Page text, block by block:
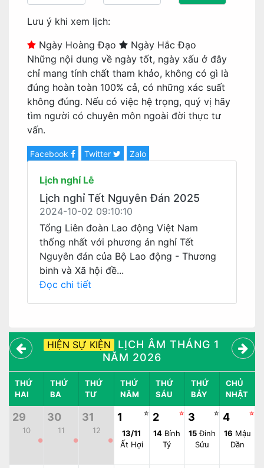
Lưu ý khi xem lịch:
Ngày Hoàng Đạo
Ngày Hắc Đạo
Những nội dung về ngày tốt, ngày xấu ở đây
chỉ mang tính chất tham khảo, không có gì là
đúng hoàn toàn 100% cả, có những xác suất
không đúng. Nếu có việc hệ trọng, quý vị hãy
tìm người có chuyên môn ngoài đời thực tư
vấn.
Facebook Twitter Zalo
Lịch nghỉ Lễ
Lịch nghỉ Tết Nguyên Đán 2025
2024-10-02 09:10:10
Tổng Liên đoàn Lao động Việt Nam
thống nhất với phương án nghỉ Tết
Nguyên đán của Bộ Lao động - Thương
binh và Xã hội đề...
Đọc chi tiết
HIỆN SỰ KIỆN
LỊCH ÂM THÁNG 1
NĂM 2026
THỨ
HAI
THỨ
BA
THỨ
TƯ
THỨ
NĂM
THỨ
SÁU
THỨ
BẢY
CHỦ
NHẬT
29
10
●
30
11
●
31
12
●
1 ☆
13/11
Ất Hợi
2 ☆
14 Bính
Tý
3 ☆
15Đinh
Sửu
4 ☆
16 Mậu
Dần